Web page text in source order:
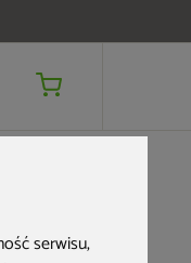
serwisu,